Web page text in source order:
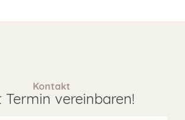
Kontakt
Termin vereinbaren!